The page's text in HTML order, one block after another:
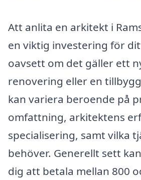
Att anlita en arkitekt i
en viktig investering för
oavsett om det gäller ett
renovering eller en
kan variera beroende på
omfattning, arkitektens
specialisering, samt vilka
behöver. Generellt sett
dig att betala mellan 800